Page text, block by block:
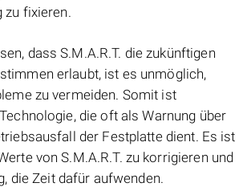
zu fixieren.
dass S.M.A.R.T. die zukünftigen
erlaubt, ist es unmöglich,
zu vermeiden. Somit ist
die oft als Warnung über
der Festplatte dient. Es ist
von S.M.A.R.T. zu korrigieren und
die Zeit dafür aufwenden.